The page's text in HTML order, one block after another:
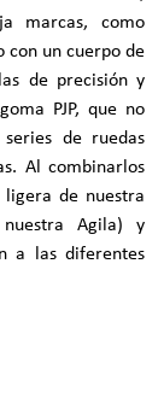
marcas, como
con un cuerpo de
de precisión y
PJP, que no
de ruedas
Al combinarlos
de nuestra
Agila) y
a las diferentes